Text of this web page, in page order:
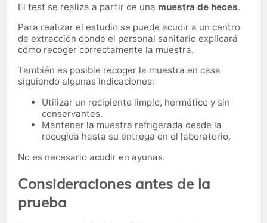
El test se realiza a partir de una muestra de heces.
Para realizar el estudio se puede acudir a un centro
de extracción donde el personal sanitario explicará
cómo recoger correctamente la muestra.
También es posible recoger la muestra en casa
siguiendo algunas indicaciones:
Utilizar un recipiente limpio, hermético y sin
conservantes.
Mantener la muestra refrigerada desde la
recogida hasta su entrega en el laboratorio.
No es necesario acudir en ayunas.
Consideraciones antes de la
prueba